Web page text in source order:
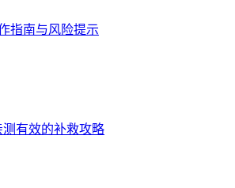
指南与风险提示
有效的补救攻略